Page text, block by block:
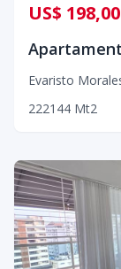
US$
Evaristo
222144 Mt2